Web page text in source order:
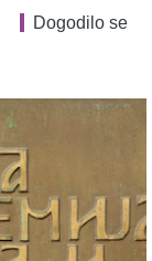
Dogodilo se